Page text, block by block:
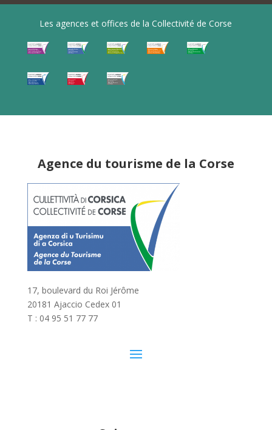
Les agences et offices de la Collectivité de Corse
Agence du tourisme de la Corse
17, boulevard du Roi Jérôme
20181 Ajaccio Cedex 01
T : 04 95 51 77 77